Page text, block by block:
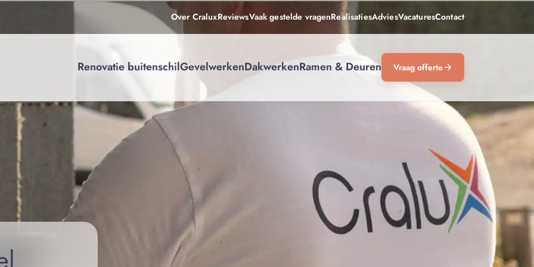
Over CraluxReviewsVaak gestelde vragenRealisatiesAdviesVacaturesContact
Renovatie buitenschilGevelwerkenDakwerkenRamen & Deuren Vraag offerte